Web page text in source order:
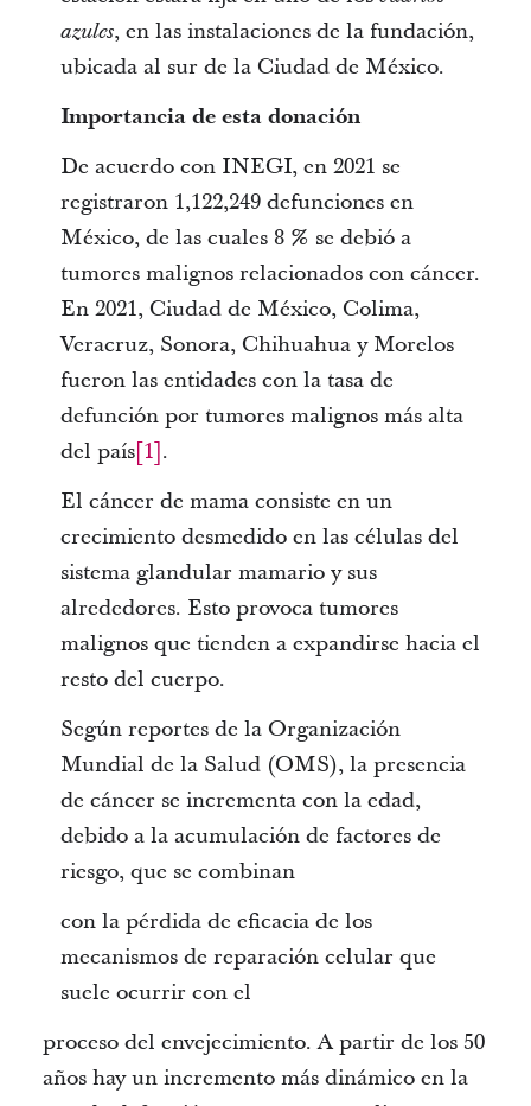
azules, en las instalaciones de la fundación,
ubicada al sur de la Ciudad de México.
Importancia de esta donación
De acuerdo con INEGI, en 2021 se
registraron 1,122,249 defunciones en
México, de las cuales 8 % se debió a
tumores malignos relacionados con cáncer.
En 2021, Ciudad de México, Colima,
Veracruz, Sonora, Chihuahua y Morelos
fueron las entidades con la tasa de
defunción por tumores malignos más alta
del país[1].
El cáncer de mama consiste en un
crecimiento desmedido en las células del
sistema glandular mamario y sus
alrededores. Esto provoca tumores
malignos que tienden a expandirse hacia el
resto del cuerpo.
Según reportes de la Organización
Mundial de la Salud (OMS), la presencia
de cáncer se incrementa con la edad,
debido a la acumulación de factores de
riesgo, que se combinan
con la pérdida de eficacia de los
mecanismos de reparación celular que
suele ocurrir con el
proceso del envejecimiento. A partir de los 50
años hay un incremento más dinámico en la